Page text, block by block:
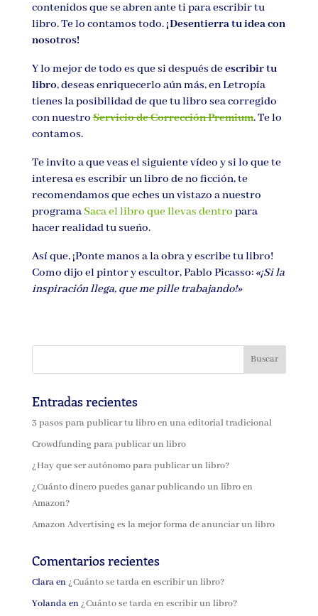
contenidos que se abren ante ti para escribir tu
libro. Te lo contamos todo.¡Desentierra tu idea con
nosotros!
Y lo mejor de todo es que si después deescribir tu
libro, deseas enriquecerlo aún más, en Letropía
tienes la posibilidad de que tu libro sea corregido
con nuestroServicio de Corrección Premium. Te lo
contamos.
Te invito a que veas el siguiente vídeo y si lo que te
interesa es escribir un libro de no ficción, te
recomendamos que eches un vistazo a nuestro
programa Saca el libro que llevas dentro para
hacer realidad tu sueño.
Así que, ¡Ponte manos a la obra y escribe tu libro!
Como dijo el pintor y escultor, Pablo Picasso: «¡Si la
inspiración llega, que me pille trabajando!»
Entradas recientes
3 pasos para publicar tu libro en una editorial tradicional
Crowdfunding para publicar un libro
¿Hay que ser autónomo para publicar un libro?
¿Cuánto dinero puedes ganar publicando un libro en
Amazon?
Amazon Advertising es la mejor forma de anunciar un libro
Comentarios recientes
Claraen¿Cuánto se tarda en escribir un libro?
Yolandaen¿Cuánto se tarda en escribir un libro?